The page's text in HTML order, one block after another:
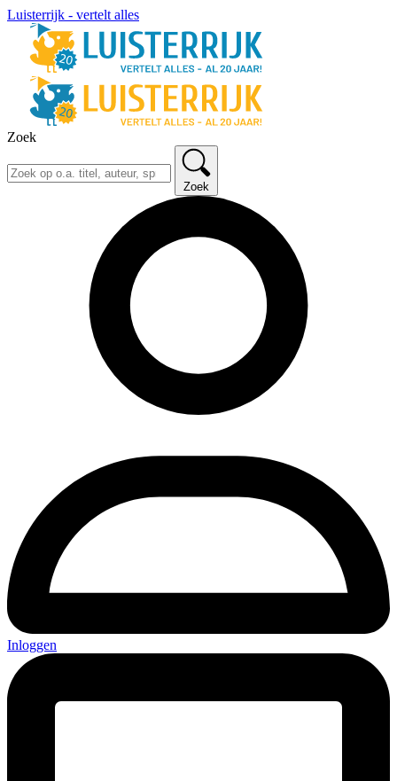
Luisterrijk - vertelt alles
Zoek
Zoek
Inloggen